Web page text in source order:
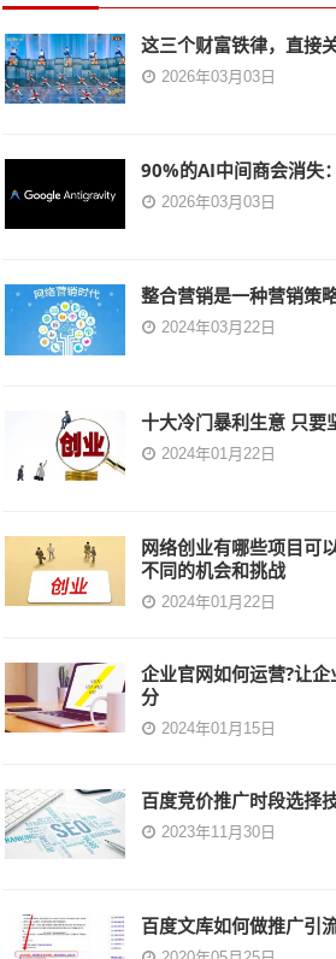
这三个财富铁律，直接
2026年03月03日
90%的AI中间商会消失
2026年03月03日
整合营销是一种营销策
2024年03月22日
十大冷门暴利生意 只要
2024年01月22日
网络创业有哪些项目可
不同的机会和挑战
2024年01月22日
企业官网如何运营?让
分
2024年01月15日
百度竞价推广时段选择
2023年11月30日
百度文库如何做推广引